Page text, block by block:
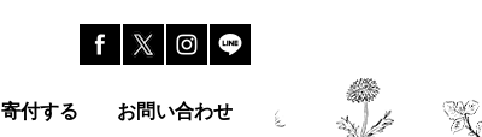
寄付する お問い合わせ